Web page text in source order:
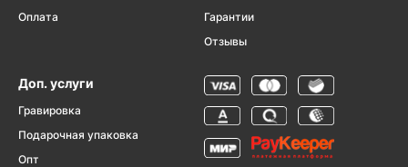
Оплата
Гарантии
Отзывы
Доп. услуги
Гравировка
Подарочная упаковка
Опт